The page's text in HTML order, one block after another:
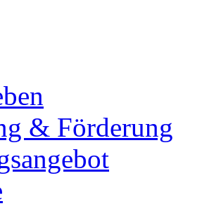
& Förderung